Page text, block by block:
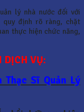
lý nhà nước đối với
quy định rõ ràng, chặt
thực hiện chức năng,
DỊCH VỤ:
Thạc Sĩ Quản Lý